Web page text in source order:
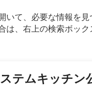
て、必要な情報を見
は、右上の検索ボッ
テムキッチン